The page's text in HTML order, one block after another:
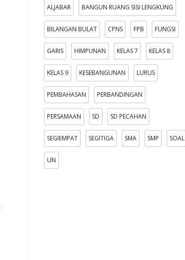
ALJABAR BANGUN RUANG SISI LENGKUNG
BILANGAN BULAT CPNS FPB FUNGSI
GARIS HIMPUNAN KELAS 7 KELAS 8
KELAS 9 KESEBANGUNAN LURUS
PEMBAHASAN PERBANDINGAN
PERSAMAAN SD SD PECAHAN
SEGIEMPAT SEGITIGA SMA SMP SOAL
UN